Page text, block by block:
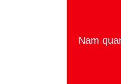
Nam